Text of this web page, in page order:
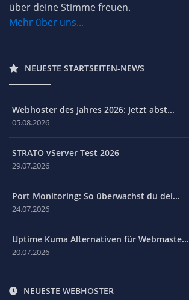
über deine Stimme freuen.
Mehr über uns...
NEUESTE STARTSEITEN-NEWS
Webhoster des Jahres 2026: Jetzt abst...
05.08.2026
STRATO vServer Test 2026
29.07.2026
Port Monitoring: So überwachst du dei...
24.07.2026
Uptime Kuma Alternativen für Webmaste...
20.07.2026
NEUESTE WEBHOSTER